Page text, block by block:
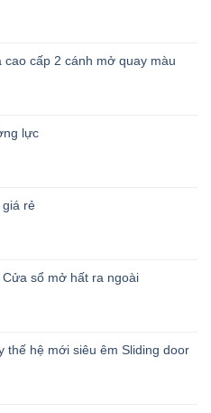
cao cấp 2 cánh mở quay màu
lực
rẻ
sổ mở hất ra ngoài
thế hệ mới siêu êm Sliding door